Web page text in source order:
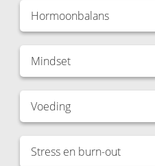
Hormoonbalans
Mindset
Voeding
Stress en burn-out